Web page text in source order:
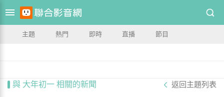
主題 熱門 即時 直播 節目
與 大年初一 相關的新聞 返回主題列表